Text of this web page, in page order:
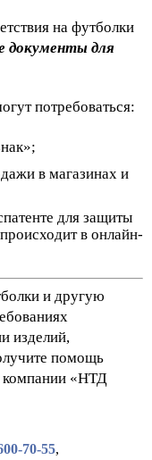
на футболки
документы для
потребоваться:
в магазинах и
для защиты
в онлайн-
и другую
изделий,
помощь
компании «НТД
70-55,